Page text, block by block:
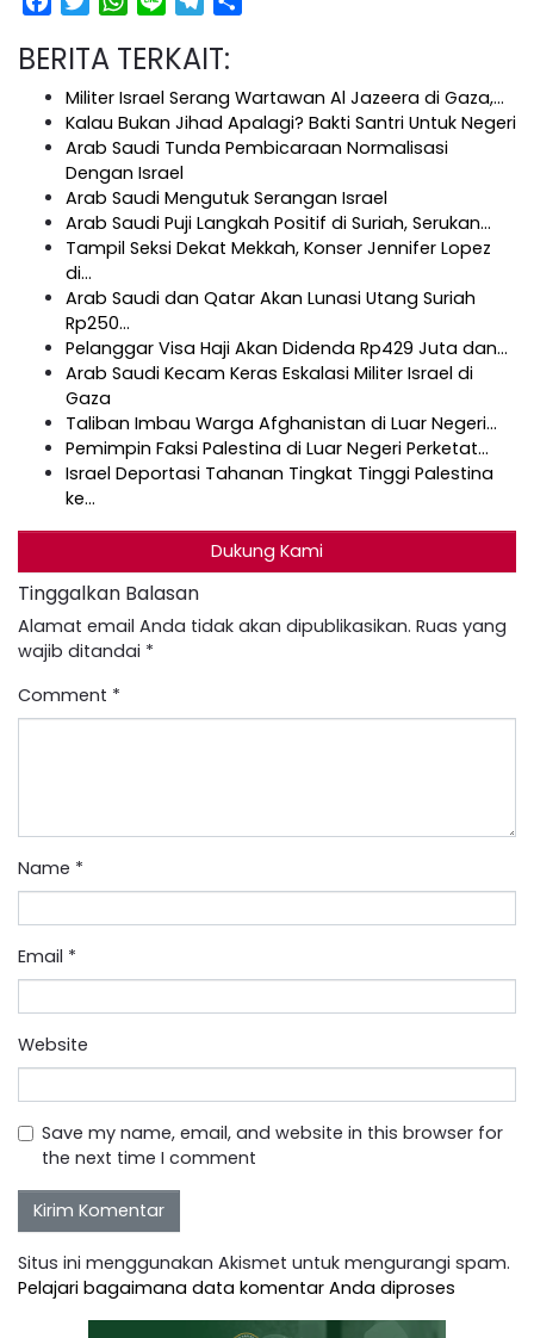
BERITA TERKAIT:
Militer Israel Serang Wartawan Al Jazeera di Gaza,…
Kalau Bukan Jihad Apalagi? Bakti Santri Untuk Negeri
Arab Saudi Tunda Pembicaraan Normalisasi
Dengan Israel
Arab Saudi Mengutuk Serangan Israel
Arab Saudi Puji Langkah Positif di Suriah, Serukan…
Tampil Seksi Dekat Mekkah, Konser Jennifer Lopez
di…
Arab Saudi dan Qatar Akan Lunasi Utang Suriah
Rp250…
Pelanggar Visa Haji Akan Didenda Rp429 Juta dan…
Arab Saudi Kecam Keras Eskalasi Militer Israel di
Gaza
Taliban Imbau Warga Afghanistan di Luar Negeri…
Pemimpin Faksi Palestina di Luar Negeri Perketat…
Israel Deportasi Tahanan Tingkat Tinggi Palestina
ke…
Dukung Kami
Tinggalkan Balasan
Alamat email Anda tidak akan dipublikasikan. Ruas yang
wajib ditandai *
Comment *
Name *
Email *
Website
Save my name, email, and website in this browser for
the next time I comment
Situs ini menggunakan Akismet untuk mengurangi spam.
Pelajari bagaimana data komentar Anda diproses